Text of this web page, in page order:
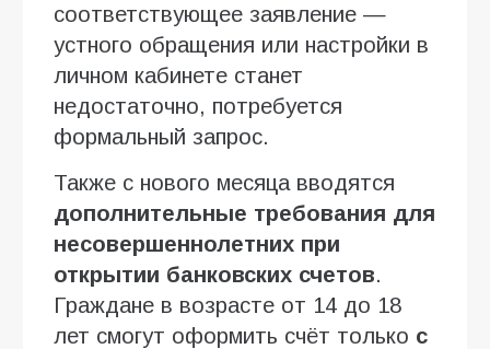
соответствующее заявление —
устного обращения или настройки в
личном кабинете станет
недостаточно, потребуется
формальный запрос.
Также с нового месяца вводятся
дополнительные требования для
несовершеннолетних при
открытии банковских счетов.
Граждане в возрасте от 14 до 18
лет смогут оформить счёт только с